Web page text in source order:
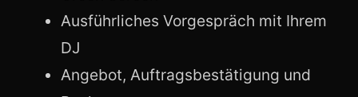
Ausführliches Vorgespräch mit Ihrem
DJ
Angebot, Auftragsbestätigung und